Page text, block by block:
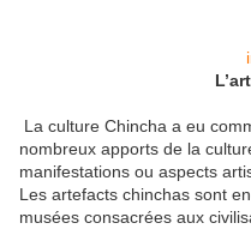
La culture Chincha a eu
nombreux apports de la
manifestations ou aspects
Les artefacts chinchas sont
musées consacrées aux